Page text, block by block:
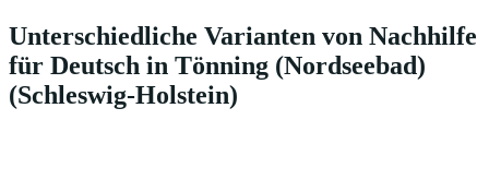
Unterschiedliche Varianten von Nachhilfe
für Deutsch in Tönning (Nordseebad)
(Schleswig-Holstein)